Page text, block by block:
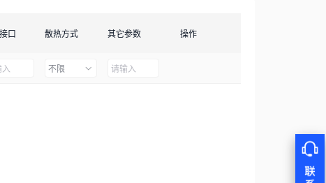
口 散热方式 其它参数 操作
不限